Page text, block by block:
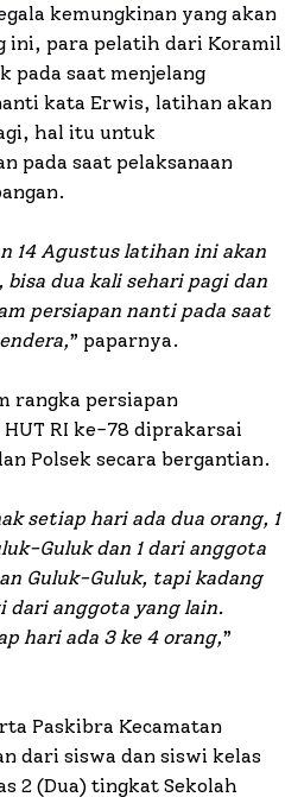
kemungkinan yang akan
ini, para pelatih dari Koramil
pada saat menjelang
kata Erwis, latihan akan
hal itu untuk
pada saat pelaksanaan
14 Agustus latihan ini akan
dua kali sehari pagi dan
persiapan nanti pada saat
” paparnya.
rangka persiapan
RI ke-78 diprakarsai
Polsek secara bergantian.
setiap hari ada dua orang, 1
Guluk dan 1 dari anggota
Guluk-Guluk, tapi kadang
dari anggota yang lain.
hari ada 3 ke 4 orang,”
Paskibra Kecamatan
dari siswa dan siswi kelas
2 (Dua) tingkat Sekolah